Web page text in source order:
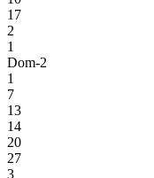
17
2
1
Dom-2
1
7
13
14
20
27
3